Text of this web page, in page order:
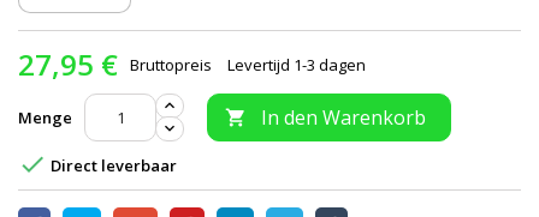
27,95 € Bruttopreis Levertijd 1-3 dagen
Menge  In den Warenkorb
 Direct leverbaar